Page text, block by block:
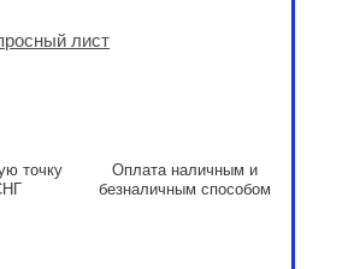
лист
точку
Оплата наличным и
безналичным способом